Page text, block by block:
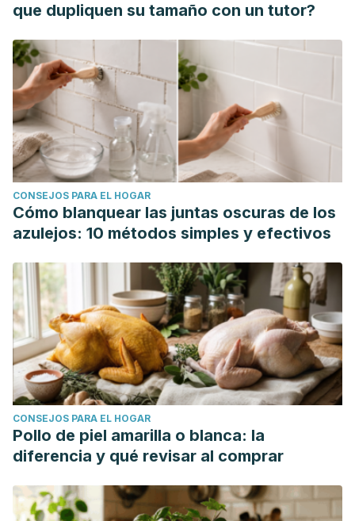
que dupliquen su tamaño con un tutor?
CONSEJOS PARA EL HOGAR
Cómo blanquear las juntas oscuras de los
azulejos: 10 métodos simples y efectivos
CONSEJOS PARA EL HOGAR
Pollo de piel amarilla o blanca: la
diferencia y qué revisar al comprar